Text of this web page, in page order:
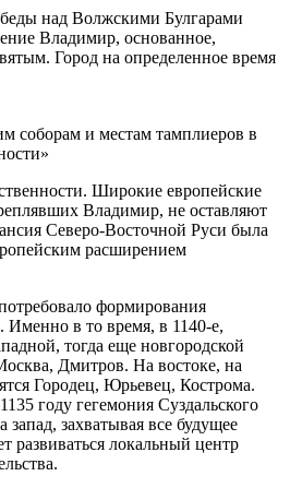
над Волжскими Булгарами
Владимир, основанное,
Город на определенное время
соборам и местам тамплиеров в
Широкие европейские
Владимир, не оставляют
Северо-Восточной Руси была
расширением
формирования
Именно в то время, в 1140-е,
тогда еще новгородской
Дмитров. На востоке, на
Городец, Юрьевец, Кострома.
году гегемония Суздальского
запад, захватывая все будущее
развиваться локальный центр